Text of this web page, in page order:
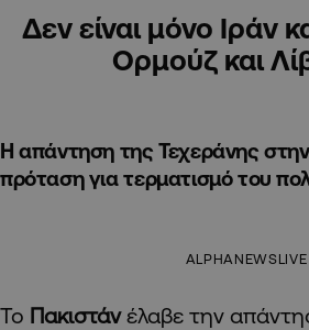
Δεν είναι μόνο Ιράν
Ορμούζ και
Η απάντηση της Τεχεράνης στην
πρόταση για τερματισμό του
ALPHANEWSLIVE
Το Πακιστάνέλαβε την